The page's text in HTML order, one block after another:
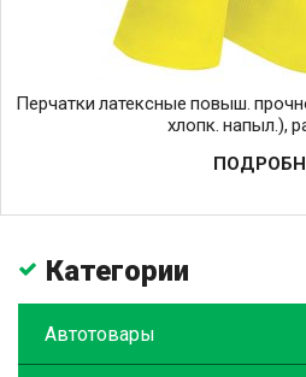
Перчатки латексные повыш.
хлопк. напыл.),
Категории
Автотовары